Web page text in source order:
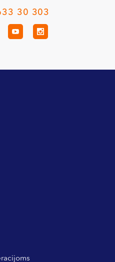
30 303